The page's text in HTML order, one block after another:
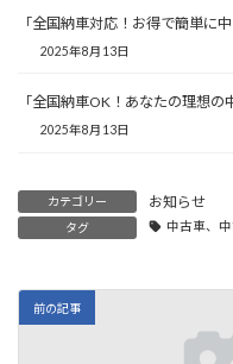
「全国納車対応！お得で簡単に
2025年8月13日
「全国納車OK！あなたの理想の
2025年8月13日
カテゴリー お知らせ
タグ 中古車、
前の記事